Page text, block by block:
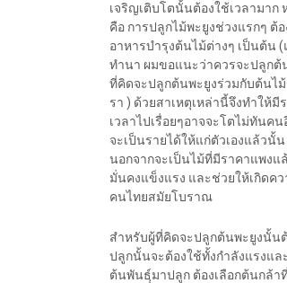
เจริญเติบโตนั้นต้องใช้เวลามาก
คือ การปลูกไม้พะยูงช่วงแรกๆ
อาหารบำรุงต้นไม้ต่างๆ เป็นต้น
ทำนา ผมขอแนะว่าควรจะปลูกต้
ที่คิดจะปลูกต้นพะยูงร่วมกับต้นไ
รา ) ด้วยสาเหตุเหล่านี้จึงทำให้
เวลาไปเรื่อยๆอาจจะโตไม่ทัน
จะเป็นรายได้ให้แก่ตัวเองแล้วนั้
นอกจากจะเป็นไม้ที่มีราคาแพงแ
มั่นคงแข็งแรง และช่วยให้เกิดค
คนไทยสมัยโบราณ
สำหรับผู้ที่คิดจะปลูกต้นพะยูงนั้นต้
ปลูกนั้นจะต้องใช้ทั้งกำลังแรงแล
ต้นพันธฺุ์มาปลูก ต้องเลือกต้นกล้า